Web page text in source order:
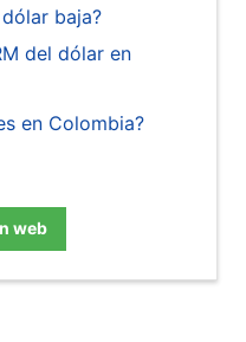
baja?
del dólar en
en Colombia?
web